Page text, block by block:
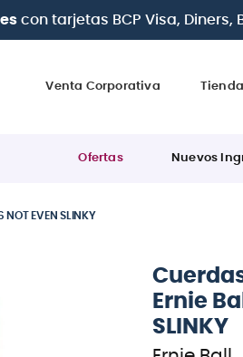
interéscon todas las tarjetas
Venta Corporativa
Ofertas Nuevos
EVEN SLINKY
Ernie
SLINKY